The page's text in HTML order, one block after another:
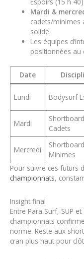
Mardi &
cadets/minimes
solide.
Les équipes
positionnées au
Date
Lundi Bodysurf
Mardi
Shortboard
Cadets
Mercredi
Shortboard
Minimes
Pour suivre ces futurs
championnats,
Insight final
Entre Para Surf, SUP
championnats
norme. Reste aux
cran plus haut pour